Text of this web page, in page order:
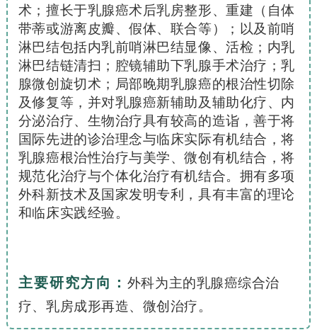
术；擅长于乳腺癌术后乳房整形、重建（自体
带蒂或游离皮瓣、假体、联合等）；以及前哨
淋巴结包括内乳前哨淋巴结显像、活检；内乳
淋巴结链清扫；腔镜辅助下乳腺手术治疗；乳
腺微创旋切术；局部晚期乳腺癌的根治性切除
及修复等，并对乳腺癌新辅助及辅助化疗、内
分泌治疗、生物治疗具有较高的造诣，善于将
国际先进的诊治理念与临床实际有机结合，将
乳腺癌根治性治疗与美学、微创有机结合，将
规范化治疗与个体化治疗有机结合。拥有多项
外科新技术及国家发明专利，具有丰富的理论
和临床实践经验。
主要研究方向： 外科为主的乳腺癌综合治
疗、乳房成形再造、微创治疗。